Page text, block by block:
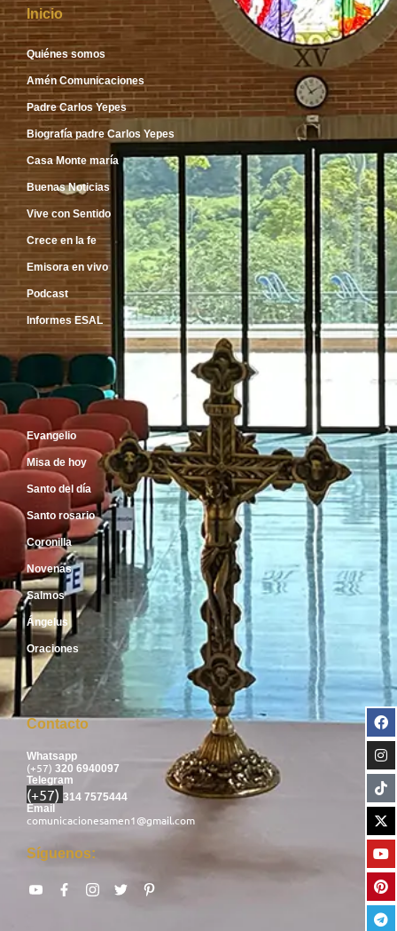
Inicio
Quiénes somos
Amén Comunicaciones
Padre Carlos Yepes
Biografía padre Carlos Yepes
Casa Monte maría
Buenas Noticias
Vive con Sentido
Crece en la fe
Emisora en vivo
Podcast
Informes ESAL
Inicio
Evangelio
Misa de hoy
Santo del día
Santo rosario
Coronilla
Novenas
Salmos
Ángelus
Oraciones
Contacto
Whatsapp
(+57) 320 6940097
Telegram
(+57) 314 7575444
Email
comunicacionesamen1@gmail.com
Síguenos: